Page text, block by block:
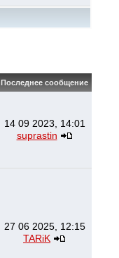
Последнее сообщение
14 09 2023, 14:01
suprastin
27 06 2025, 12:15
TARiK